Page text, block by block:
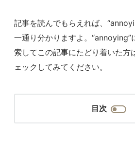
記事を読んでもらえれば、
一通り分かりますよ。“annoying”
索してこの記事にたどり着いた方
ェックしてみてください。
目次